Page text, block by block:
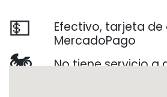
💵
Efectivo, tarjeta de
MercadoPago
🏍️ No tiene servicio a